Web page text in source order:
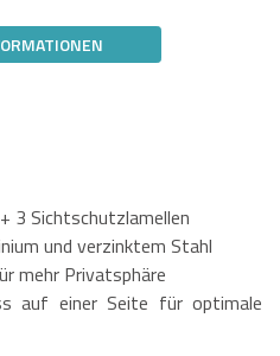
3 Sichtschutzlamellen
und verzinktem Stahl
mehr Privatsphäre
auf einer Seite für optimale